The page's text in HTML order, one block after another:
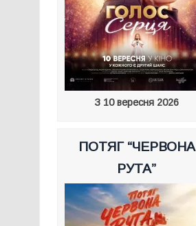
З 10 вересня 2026
ПОТЯГ “ЧЕРВОНА
РУТА”